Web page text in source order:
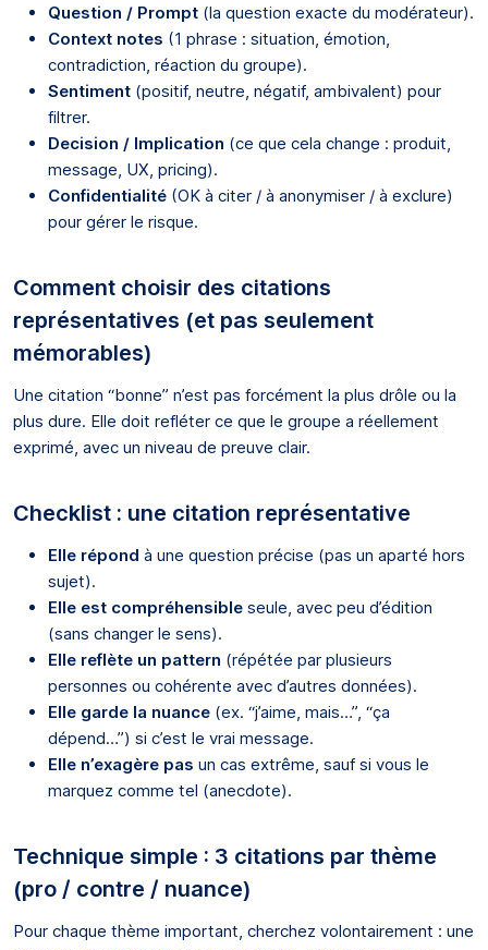
Question / Prompt (la question exacte du modérateur).
Context notes (1 phrase : situation, émotion,
contradiction, réaction du groupe).
Sentiment (positif, neutre, négatif, ambivalent) pour
filtrer.
Decision / Implication (ce que cela change : produit,
message, UX, pricing).
Confidentialité (OK à citer / à anonymiser / à exclure)
pour gérer le risque.
Comment choisir des citations
représentatives (et pas seulement
mémorables)
Une citation “bonne” n’est pas forcément la plus drôle ou la
plus dure. Elle doit refléter ce que le groupe a réellement
exprimé, avec un niveau de preuve clair.
Checklist : une citation représentative
Elle répond à une question précise (pas un aparté hors
sujet).
Elle est compréhensible seule, avec peu d’édition
(sans changer le sens).
Elle reflète un pattern (répétée par plusieurs
personnes ou cohérente avec d’autres données).
Elle garde la nuance (ex. “j’aime, mais…”, “ça
dépend…”) si c’est le vrai message.
Elle n’exagère pas un cas extrême, sauf si vous le
marquez comme tel (anecdote).
Technique simple : 3 citations par thème
(pro / contre / nuance)
Pour chaque thème important, cherchez volontairement : une